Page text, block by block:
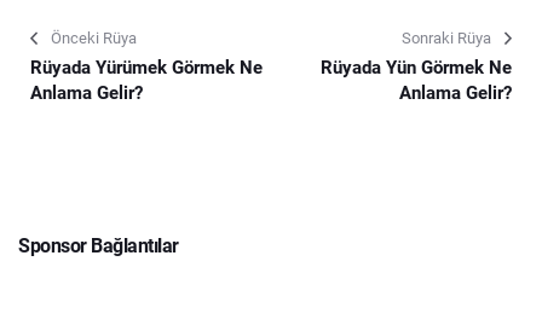
Önceki Rüya
Rüyada Yürümek Görmek Ne
Anlama Gelir?
Sonraki Rüya
Rüyada Yün Görmek Ne
Anlama Gelir?
Sponsor Bağlantılar